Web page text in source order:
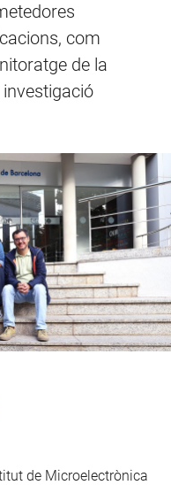
com
de la
de Microelectrònica